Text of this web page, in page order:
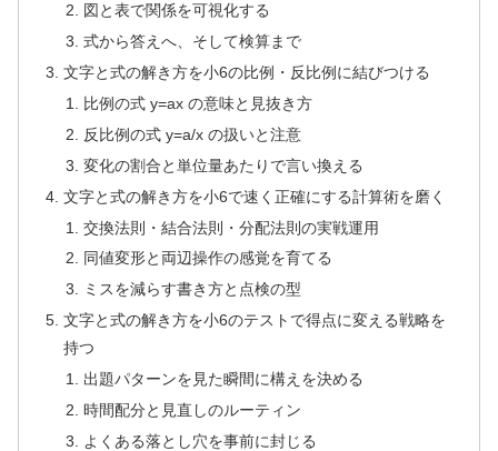
図と表で関係を可視化する
式から答えへ、そして検算まで
文字と式の解き方を小6の比例・反比例に結びつける
比例の式 y=ax の意味と見抜き方
反比例の式 y=a/x の扱いと注意
変化の割合と単位量あたりで言い換える
文字と式の解き方を小6で速く正確にする計算術を磨く
交換法則・結合法則・分配法則の実戦運用
同値変形と両辺操作の感覚を育てる
ミスを減らす書き方と点検の型
文字と式の解き方を小6のテストで得点に変える戦略を
持つ
出題パターンを見た瞬間に構えを決める
時間配分と見直しのルーティン
よくある落とし穴を事前に封じる